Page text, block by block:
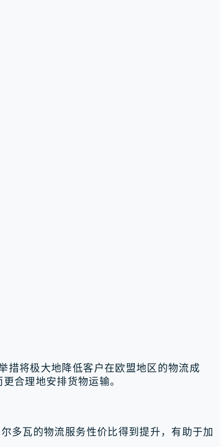
措将极大地降低客户在欧盟地区的物流成
合理地安排货物运输。
多瓦的物流服务性价比得到提升，有助于加